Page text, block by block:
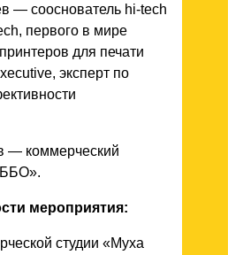
— сооснователь hi-tech
первого в мире
для печати
эксперт по
— коммерческий
мероприятия:
студии «Муха